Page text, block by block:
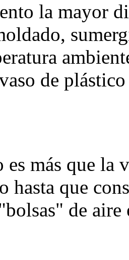
la mayor
de
es más que
hasta que
de aire